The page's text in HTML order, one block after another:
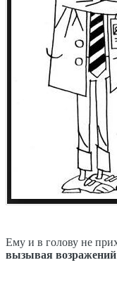
Ему и в голову не
вызывая